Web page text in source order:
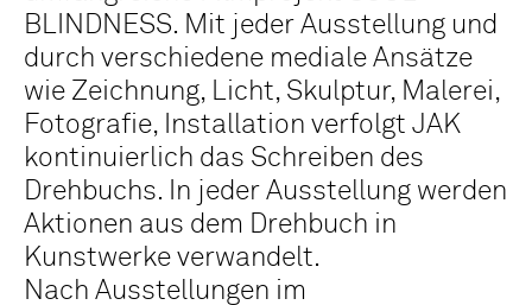
BLINDNESS. Mit jeder Ausstellung und
durch verschiedene mediale Ansätze
wie Zeichnung, Licht, Skulptur, Malerei,
Fotografie, Installation verfolgt JAK
kontinuierlich das Schreiben des
Drehbuchs. In jeder Ausstellung werden
Aktionen aus dem Drehbuch in
Kunstwerke verwandelt.
Nach Ausstellungen im